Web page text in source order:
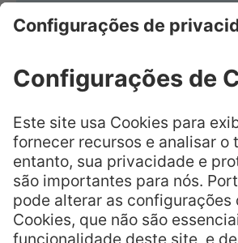
Das quais açúcar
Fibras alimentares
Proteína
Sal